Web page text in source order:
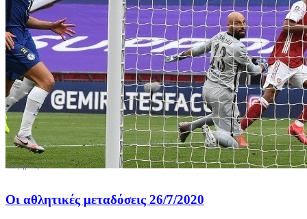
Οι αθλητικές μεταδόσεις 26/7/2020